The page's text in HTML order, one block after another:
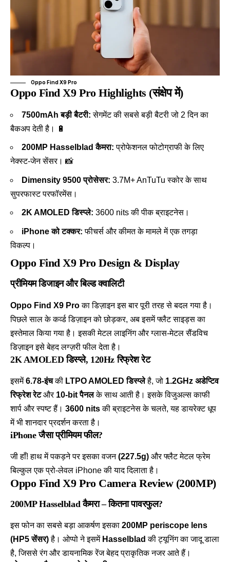
Oppo Find X9 Pro
Oppo Find X9 Pro Highlights (संक्षेप में)
7500mAh बड़ी बैटरी: सेगमेंट की सबसे बड़ी बैटरी जो 2 दिन का
बैकअप देती है। 🔋
200MP Hasselblad कैमरा: प्रोफेशनल फोटोग्राफी के लिए
नेक्स्ट-जेन सेंसर। 📸
Dimensity 9500 प्रोसेसर: 3.7M+ AnTuTu स्कोर के साथ
सुपरफास्ट परफॉरमेंस।
2K AMOLED डिस्प्ले: 3600 nits की पीक ब्राइटनेस।
iPhone को टक्कर: फीचर्स और कीमत के मामले में एक तगड़ा
विकल्प।
Oppo Find X9 Pro Design & Display
प्रीमियम डिजाइन और बिल्ड क्वालिटी
Oppo Find X9 Proका डिज़ाइन इस बार पूरी तरह से बदल गया है।
पिछले साल के कर्व्ड डिज़ाइन को छोड़कर, अब इसमें फ्लैट साइड्स का
इस्तेमाल किया गया है। इसकी मेटल लाइनिंग और ग्लास-मेटल सैंडविच
डिज़ाइन इसे बेहद लग्ज़री फील देता है।
2K AMOLED डिस्प्ले, 120Hz रिफ्रेश रेट
इसमें6.78-इंचकी LTPO AMOLED डिस्प्लेहै, जो 1.2GHz अडेप्टिव
रिफ्रेश रेटऔर 10-bit पैनलके साथ आती है। इसके विजुअल्स काफी
शार्प और स्पष्ट हैं। 3600 nitsकी ब्राइटनेस के चलते, यह डायरेक्ट धूप
में भी शानदार प्रदर्शन करता है।
iPhone जैसा प्रीमियम फील?
जी हाँ! हाथ में पकड़ने पर इसका वजन(227.5g) और फ्लैट मेटल फ्रेम
बिल्कुल एक प्रो-लेवल iPhone की याद दिलाता है।
Oppo Find X9 Pro Camera Review (200MP)
200MP Hasselblad कैमरा – कितना पावरफुल?
इस फोन का सबसे बड़ा आकर्षण इसका 200MP periscope lens
(HP5 सेंसर)है। ओप्पो ने इसमें Hasselbladकी ट्यूनिंग का जादू डाला
है, जिससे रंग और डायनामिक रेंज बेहद प्राकृतिक नजर आते हैं।